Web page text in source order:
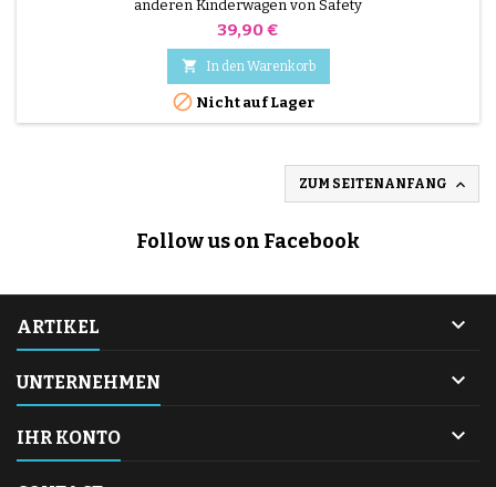
anderen Kinderwagen von Safety
Preis
39,90 €
 In den Warenkorb
 Nicht auf Lager
ZUM SEITENANFANG 
Follow us on Facebook
ARTIKEL 
UNTERNEHMEN 
IHR KONTO 